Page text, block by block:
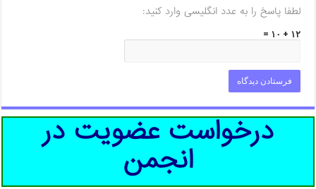
لطفا پاسخ را به عدد انگلیسی وارد کنید:
۱۲ + ۱۰ =
درخواست عضویت در
انجمن